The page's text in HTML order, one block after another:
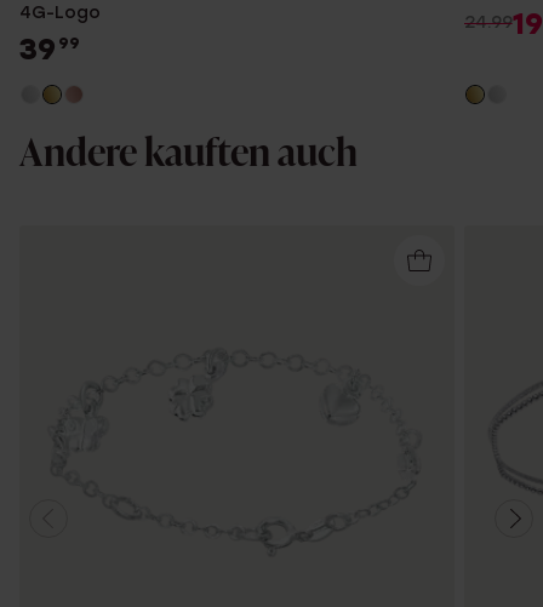
4G-Logo
39 99
24.9919
Andere kauften auch